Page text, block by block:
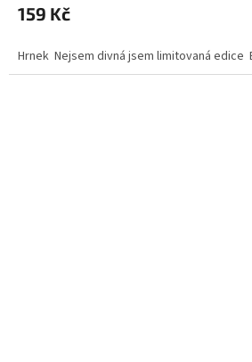
159 Kč
Hrnek Nejsem divná jsem limitovaná edice